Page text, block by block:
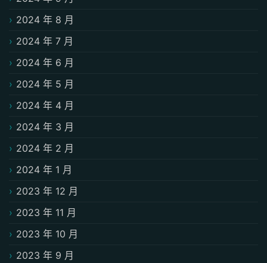
2024 年 8 月
2024 年 7 月
2024 年 6 月
2024 年 5 月
2024 年 4 月
2024 年 3 月
2024 年 2 月
2024 年 1 月
2023 年 12 月
2023 年 11 月
2023 年 10 月
2023 年 9 月